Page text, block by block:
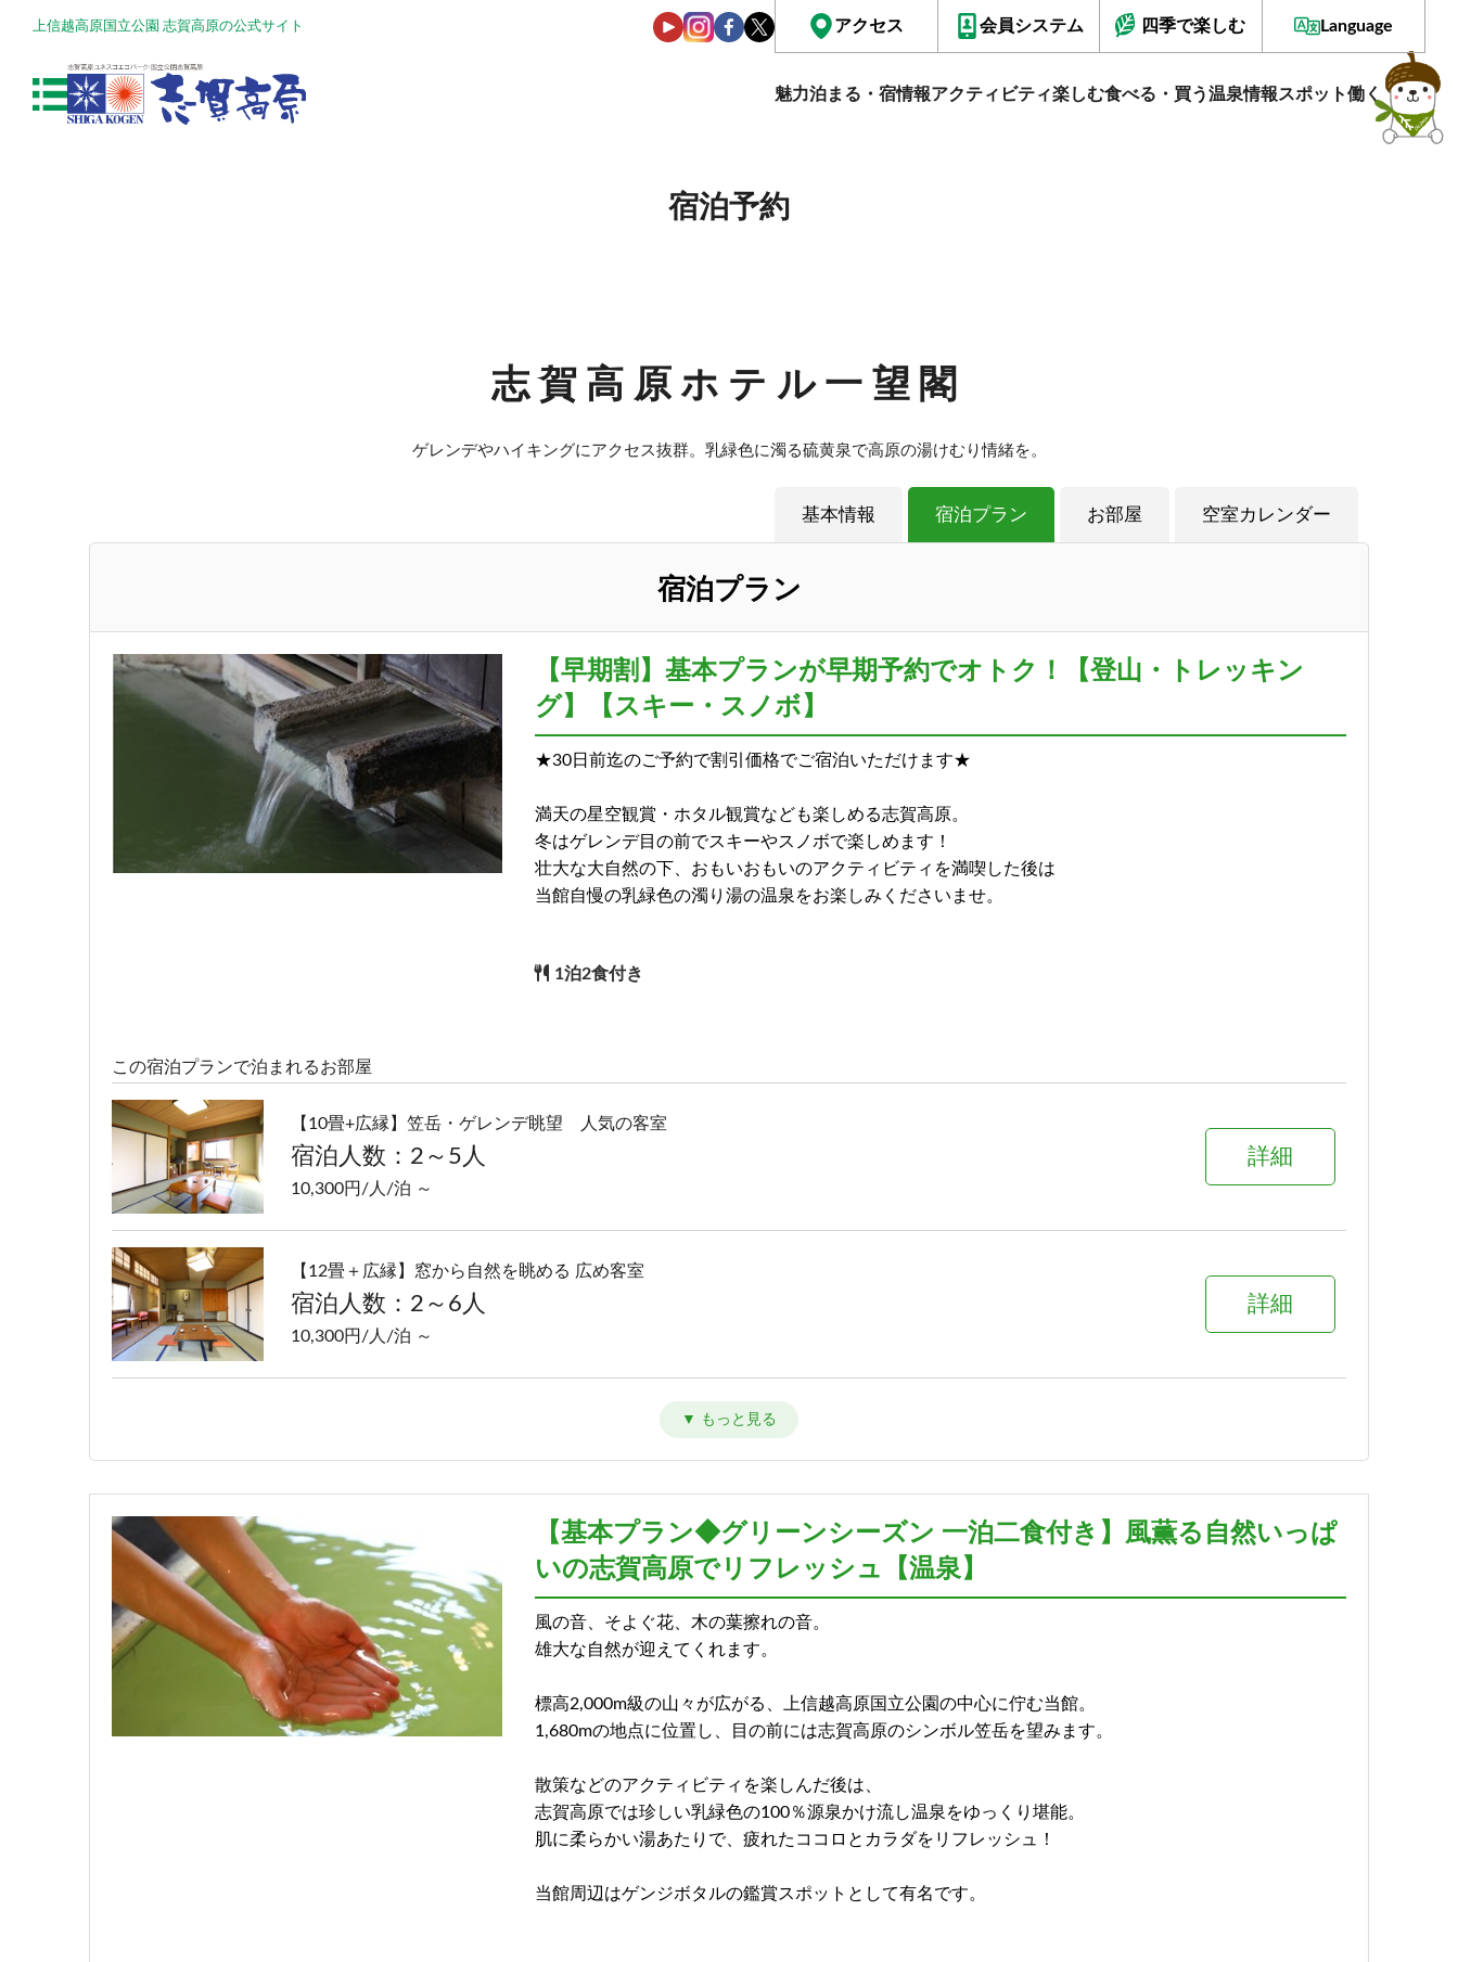
上信越高原国立公園 志賀高原の公式サイト アクセス 会員システム 四季で楽しむ Language
魅力泊まる・宿情報アクティビティ楽しむ食べる・買う温泉情報スポット働く
宿泊予約
志賀高原ホテル一望閣
ゲレンデやハイキングにアクセス抜群。乳緑色に濁る硫黄泉で高原の湯けむり情緒を。
基本情報 宿泊プラン お部屋 空室カレンダー
宿泊プラン
【早期割】基本プランが早期予約でオトク！【登山・トレッキン
グ】【スキー・スノボ】
★30日前迄のご予約で割引価格でご宿泊いただけます★
満天の星空観賞・ホタル観賞なども楽しめる志賀高原。
冬はゲレンデ目の前でスキーやスノボで楽しめます！
壮大な大自然の下、おもいおもいのアクティビティを満喫した後は
当館自慢の乳緑色の濁り湯の温泉をお楽しみくださいませ。
1泊2食付き
この宿泊プランで泊まれるお部屋
【10畳+広縁】笠岳・ゲレンデ眺望 人気の客室
宿泊人数：2～5人
10,300円/人/泊 ～
詳細
【12畳＋広縁】窓から自然を眺める 広め客室
宿泊人数：2～6人
10,300円/人/泊 ～
詳細
【8畳～10畳】志賀高原の自然を望む バス無し客室
宿泊人数：1～4人
10,300円/人/泊 ～
詳細
【6畳】1名様利用OK バス・トイレ付き客室
【基本プラン◆グリーンシーズン 一泊二食付き】風薫る自然いっぱ
いの志賀高原でリフレッシュ【温泉】
風の音、そよぐ花、木の葉擦れの音。
雄大な自然が迎えてくれます。
標高2,000m級の山々が広がる、上信越高原国立公園の中心に佇む当館。
1,680mの地点に位置し、目の前には志賀高原のシンボル笠岳を望みます。
散策などのアクティビティを楽しんだ後は、
志賀高原では珍しい乳緑色の100％源泉かけ流し温泉をゆっくり堪能。
肌に柔らかい湯あたりで、疲れたココロとカラダをリフレッシュ！
当館周辺はゲンジボタルの鑑賞スポットとして有名です。